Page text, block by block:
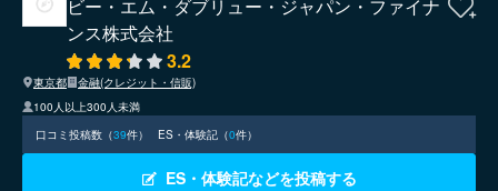
ビー・エム・ダブリュー・ジャパン・ファイナ
ンス株式会社
3.2
東京都
金融(クレジット・信販)
100人以上300人未満
口コミ投稿数（39件） ES・体験記（0件）
ES・体験記などを投稿する